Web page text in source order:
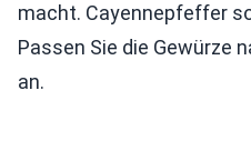
macht. Cayennepfeffer
Passen Sie die Gewürze
an.